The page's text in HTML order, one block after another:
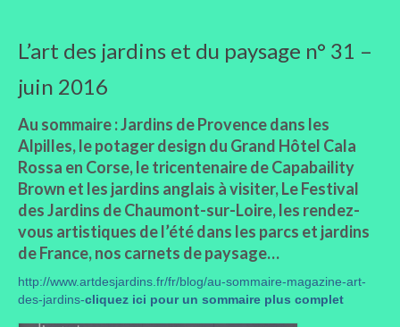
L’art des jardins et du paysage n° 31 –
juin 2016
Au sommaire :Jardins de Provence dans les
Alpilles, le potager design du Grand Hôtel Cala
Rossa en Corse, le tricentenaire de Capabaility
Brown et les jardins anglais à visiter, Le Festival
des Jardins de Chaumont-sur-Loire, les rendez-
vous artistiques de l’été dans les parcs et jardins
de France, nos carnets de paysage…
http://www.artdesjardins.fr/fr/blog/au-sommaire-magazine-art-
des-jardins-cliquez ici pour un sommaire plus complet